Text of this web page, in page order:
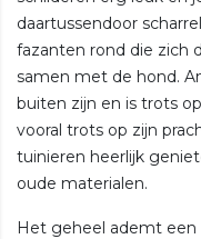
daartussendoor
fazanten rond die zich
samen met de hond.
buiten zijn en is trots
vooral trots op zijn
tuinieren heerlijk
oude materialen.
Het geheel ademt een